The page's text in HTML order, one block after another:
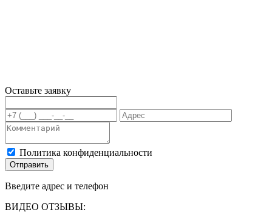
Оставьте заявку
Политика конфиденциальности
Отправить
Введите адрес и телефон
ВИДЕО ОТЗЫВЫ: